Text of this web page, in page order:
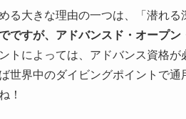
る大きな理由の一つは、「潜れる
ですが、アドバンスド・オープ
トによっては、アドバンス資格
世界中のダイビングポイントで
！